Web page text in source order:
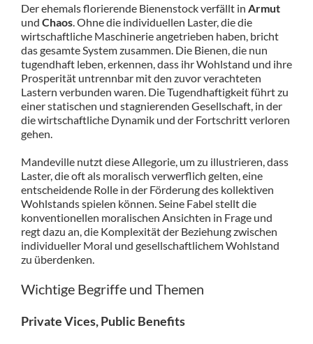
Der ehemals florierende Bienenstock verfällt in Armut
und Chaos. Ohne die individuellen Laster, die die
wirtschaftliche Maschinerie angetrieben haben, bricht
das gesamte System zusammen. Die Bienen, die nun
tugendhaft leben, erkennen, dass ihr Wohlstand und ihre
Prosperität untrennbar mit den zuvor verachteten
Lastern verbunden waren. Die Tugendhaftigkeit führt zu
einer statischen und stagnierenden Gesellschaft, in der
die wirtschaftliche Dynamik und der Fortschritt verloren
gehen.
Mandeville nutzt diese Allegorie, um zu illustrieren, dass
Laster, die oft als moralisch verwerflich gelten, eine
entscheidende Rolle in der Förderung des kollektiven
Wohlstands spielen können. Seine Fabel stellt die
konventionellen moralischen Ansichten in Frage und
regt dazu an, die Komplexität der Beziehung zwischen
individueller Moral und gesellschaftlichem Wohlstand
zu überdenken.
Wichtige Begriffe und Themen
Private Vices, Public Benefits